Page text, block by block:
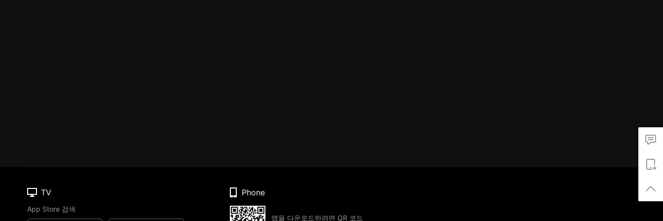
TV
App Store 검색
Phone
앱을 다운로드하려면 QR 코드